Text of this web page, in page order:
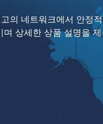
의 네트워크에서 안정
며 상세한 상품 설명을